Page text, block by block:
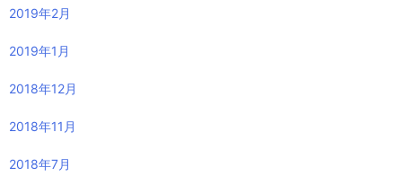
2019年2月
2019年1月
2018年12月
2018年11月
2018年7月